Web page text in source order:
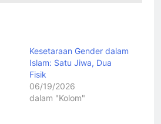
Kesetaraan Gender dalam
Islam: Satu Jiwa, Dua
Fisik
06/19/2026
dalam "Kolom"